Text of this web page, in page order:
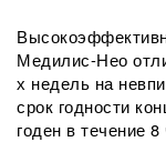
Медилис-Нео
х недель на
срок годности
годен в течение 8